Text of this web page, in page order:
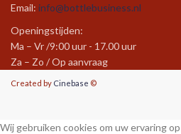
Email: info@bottlebusiness.nl
Openingstijden:
Ma – Vr /9:00 uur - 17.00 uur
Za – Zo / Op aanvraag
Created by Cinebase ©
Wij gebruiken cookies om uw ervaring